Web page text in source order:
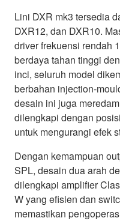
Lini DXR mk3 tersedia
DXR12, dan DXR10.
driver frekuensi rendah
berdaya tahan tinggi
inci, seluruh model
berbahan injection-
desain ini juga
dilengkapi dengan
untuk mengurangi efek
Dengan kemampuan
SPL, desain dua arah
dilengkapi amplifier
W yang efisien dan
memastikan